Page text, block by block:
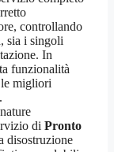
controllando
sia i singoli
In
funzionalità
le migliori
di Pronto
disostruzione